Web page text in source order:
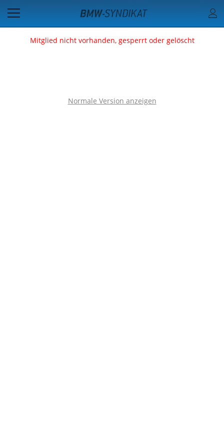
Mitglied nicht vorhanden, gesperrt oder gelöscht
Normale Version anzeigen